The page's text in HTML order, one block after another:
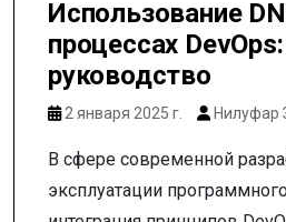
Использование
процессах
руководство
2 января 2025 г. Нилуфар
В сфере современной
эксплуатации